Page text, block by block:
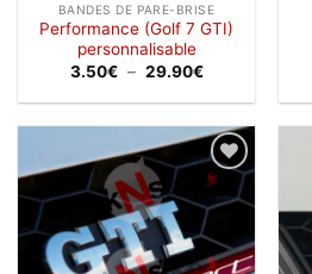
BANDES DE PARE-BRISE
Performance (Golf 7 GTI)
personnalisable
3.50€ – 29.90€Plage
prix :
à
29.90€
Ajouter
à la
wishlist